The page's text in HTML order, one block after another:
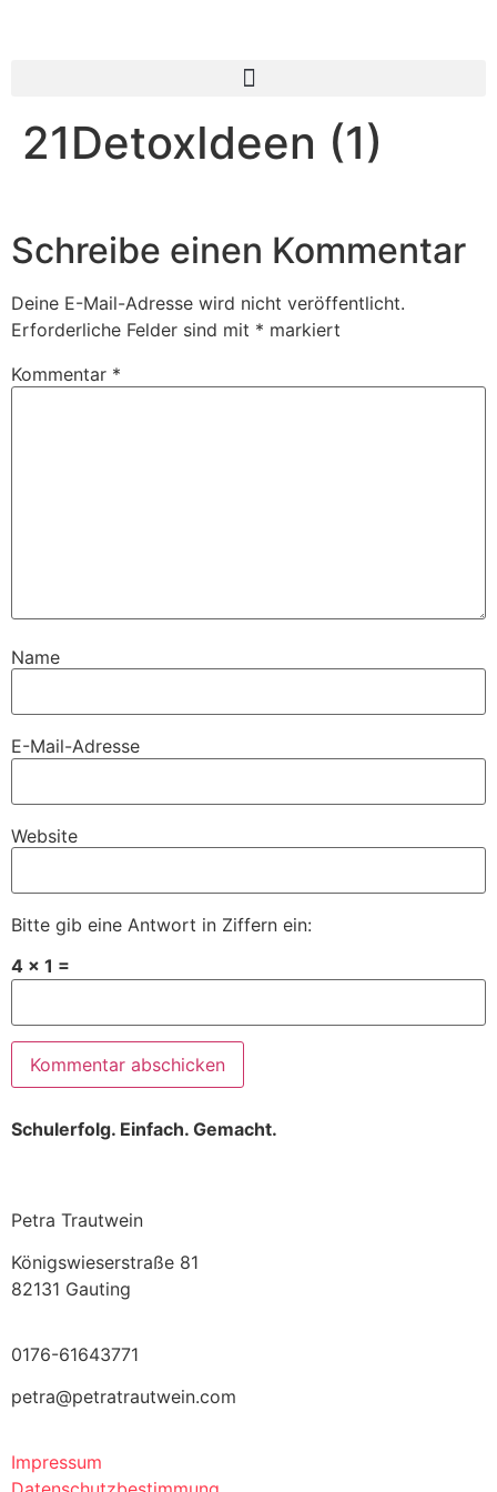
21DetoxIdeen (1)
Schreibe einen Kommentar
Deine E-Mail-Adresse wird nicht veröffentlicht.
Erforderliche Felder sind mit * markiert
Kommentar *
Name
E-Mail-Adresse
Website
Bitte gib eine Antwort in Ziffern ein:
4 × 1 =
Schulerfolg. Einfach. Gemacht.
Petra Trautwein
Königswieserstraße 81
82131 Gauting
0176-61643771
petra@petratrautwein.com
Impressum